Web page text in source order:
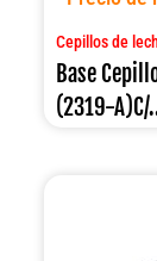
A)C/TORRETA
cantidad
Cepillos de
Base
(2319-A)C/